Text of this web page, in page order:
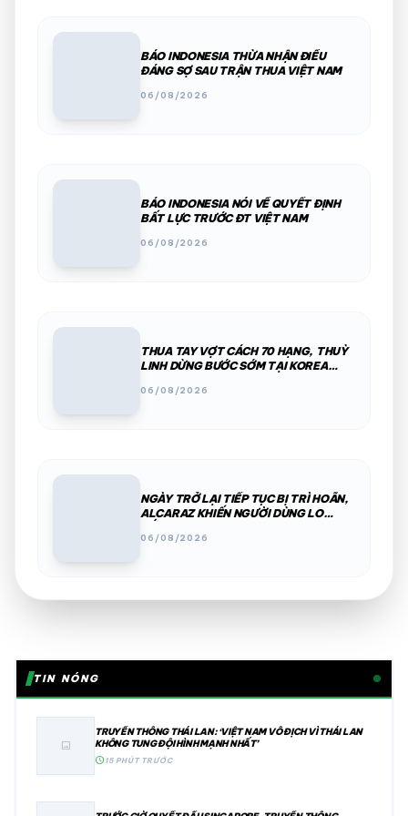
BÁO INDONESIA THỪA NHẬN ĐIỀU
ĐÁNG SỢ SAU TRẬN THUA VIỆT NAM
06/08/2026
BÁO INDONESIA NÓI VỀ QUYẾT ĐỊNH
BẤT LỰC TRƯỚC ĐT VIỆT NAM
06/08/2026
THUA TAY VỢT CÁCH 70 HẠNG, THUỲ
LINH DỪNG BƯỚC SỚM TẠI KOREA
06/08/2026
NGÀY TRỞ LẠI TIẾP TỤC BỊ TRÌ HOÃN,
ALCARAZ KHIẾN NGƯỜI DÙNG LO
06/08/2026
TIN NÓNG
image
TRUYỀN THÔNG THÁI LAN: ‘VIỆT NAM VÔ ĐỊCH VÌ THÁI LAN
KHÔNG TUNG ĐỘI HÌNH MẠNH NHẤT’
schedule15 PHÚT TRƯỚC